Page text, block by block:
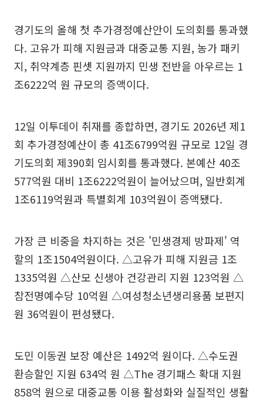
경기도의 올해 첫 추가경정예산안이 도의회를 통과했
다. 고유가 피해 지원금과 대중교통 지원, 농가 패키
지, 취약계층 핀셋 지원까지 민생 전반을 아우르는 1
조6222억 원 규모의 증액이다.
12일 이투데이 취재를 종합하면, 경기도 2026년 제1
회 추가경정예산이 총 41조6799억원 규모로 12일 경
기도의회 제390회 임시회를 통과했다. 본예산 40조
577억원 대비 1조6222억원이 늘어났으며, 일반회계
1조6119억원과 특별회계 103억원이 증액됐다.
가장 큰 비중을 차지하는 것은 '민생경제 방파제' 역
할의 1조1504억원이다. △고유가 피해 지원금 1조
1335억원 △산모 신생아 건강관리 지원 123억원 △
참전명예수당 10억원 △여성청소년생리용품 보편지
원 36억원이 편성됐다.
도민 이동권 보장 예산은 1492억 원이다. △수도권
환승할인 지원 634억 원 △The 경기패스 확대 지원
858억 원으로 대중교통 이용 활성화와 실질적인 생활